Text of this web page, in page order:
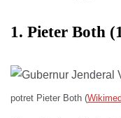
1. Pieter Both
potret Pieter Both (